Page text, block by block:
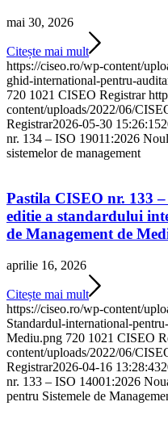
mai 30, 2026
Citește mai mult
https://ciseo.ro/wp-content/
ghid-international-pentru-
720 1021 CISEO Registrar
content/uploads/2022/06/
Registrar2026-05-30 15:26:15
nr. 134 – ISO 19011:2026
sistemelor de management
Pastila CISEO nr. 133
editie a standardului
de Management de
aprilie 16, 2026
Citește mai mult
https://ciseo.ro/wp-content/
Standardul-international-
Mediu.png 720 1021 CISEO
content/uploads/2022/06/
Registrar2026-04-16 13:28:43
nr. 133 – ISO 14001:2026
pentru Sistemele de